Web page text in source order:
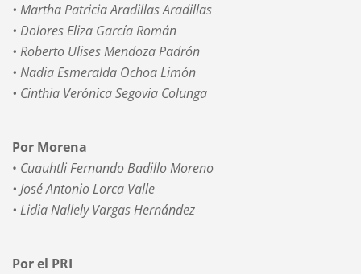
• Martha Patricia Aradillas Aradillas
• Dolores Eliza García Román
• Roberto Ulises Mendoza Padrón
• Nadia Esmeralda Ochoa Limón
• Cinthia Verónica Segovia Colunga
Por Morena
• Cuauhtli Fernando Badillo Moreno
• José Antonio Lorca Valle
• Lidia Nallely Vargas Hernández
Por el PRI